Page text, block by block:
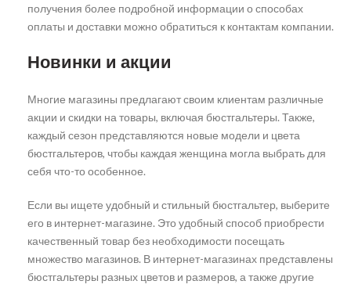
получения более подробной информации о способах
оплаты и доставки можно обратиться к контактам компании.
Новинки и акции
Многие магазины предлагают своим клиентам различные
акции и скидки на товары, включая бюстгальтеры. Также,
каждый сезон представляются новые модели и цвета
бюстгальтеров, чтобы каждая женщина могла выбрать для
себя что-то особенное.
Если вы ищете удобный и стильный бюстгальтер, выберите
его в интернет-магазине. Это удобный способ приобрести
качественный товар без необходимости посещать
множество магазинов. В интернет-магазинах представлены
бюстгальтеры разных цветов и размеров, а также другие